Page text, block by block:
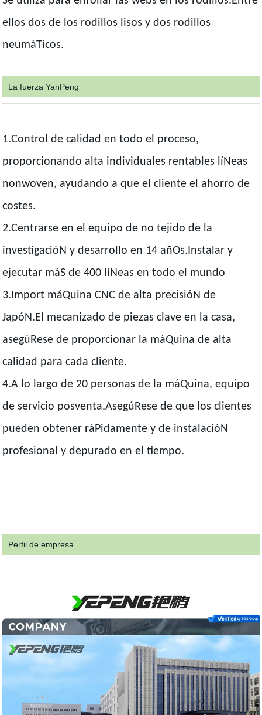
ellos dos de los rodillos lisos y dos rodillos
neumáTicos.
La fuerza YanPeng
1.Control de calidad en todo el proceso,
proporcionando alta individuales rentables líNeas
nonwoven, ayudando a que el cliente el ahorro de
costes.
2.Centrarse en el equipo de no tejido de la
investigacióN y desarrollo en 14 añOs.Instalar y
ejecutar máS de 400 líNeas en todo el mundo
3.Import máQuina CNC de alta precisióN de
JapóN.El mecanizado de piezas clave en la casa,
asegúRese de proporcionar la máQuina de alta
calidad para cada cliente.
4.A lo largo de 20 personas de la máQuina, equipo
de servicio posventa.AsegúRese de que los clientes
pueden obtener ráPidamente y de instalacióN
profesional y depurado en el tiempo.
Perfil de empresa